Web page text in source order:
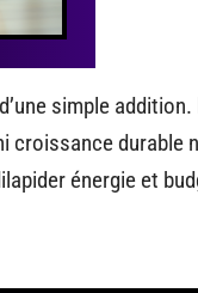
simple
durable
énergie et